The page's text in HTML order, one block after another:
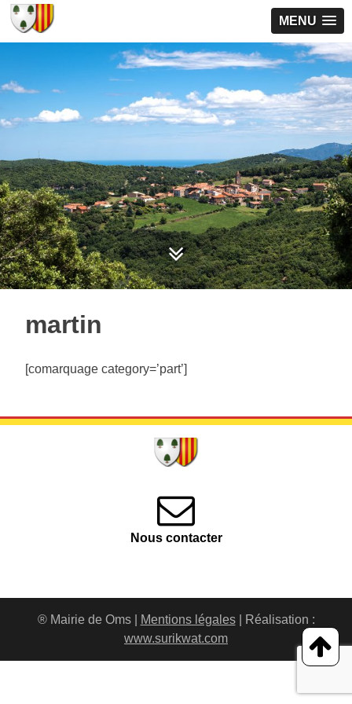
MENU
martin
[comarquage category=’part’]
Nous contacter
® Mairie de Oms | Mentions légales| Réalisation :
www.surikwat.com